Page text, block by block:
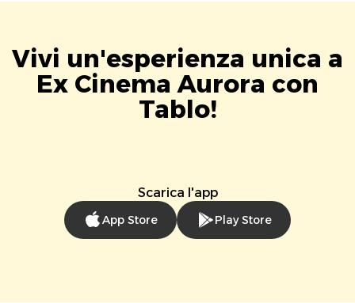
Vivi un'esperienza unica a
Ex Cinema Aurora con
Tablo!
Scarica l'app
App Store Play Store